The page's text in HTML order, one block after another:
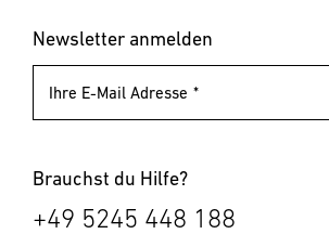
Blindnietmuttern
Newsletter anmelden
Ihre E-Mail Adresse
Brauchst du Hilfe?
+49 5245 448 188